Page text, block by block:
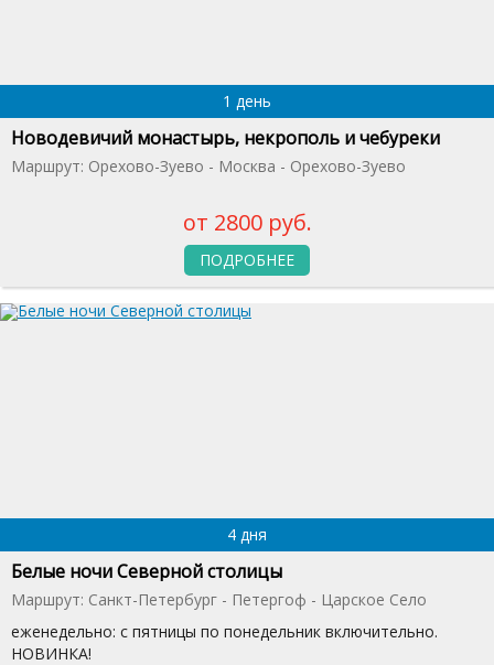
1 день
Новодевичий монастырь, некрополь и чебуреки
Маршрут: Орехово-Зуево - Москва - Орехово-Зуево
от 2800 руб.
ПОДРОБНЕЕ
4 дня
Белые ночи Северной столицы
Маршрут: Санкт-Петербург - Петергоф - Царское Село
еженедельно: c пятницы по понедельник включительно.
НОВИНКА!